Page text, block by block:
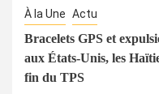
À la Une Actu
Bracelets GPS et
aux États-Unis, les
fin du TPS